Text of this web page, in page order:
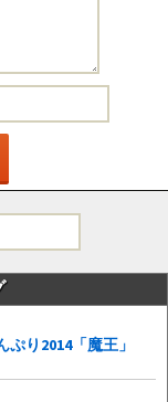
り2014「魔王」